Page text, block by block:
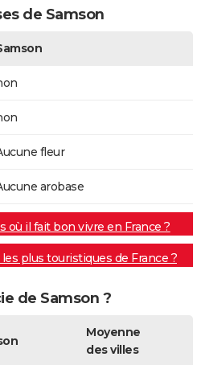
de Samson
fleur
arobase
où il fait bon vivre en France ?
plus touristiques de France ?
de Samson ?
Moyenne
des villes